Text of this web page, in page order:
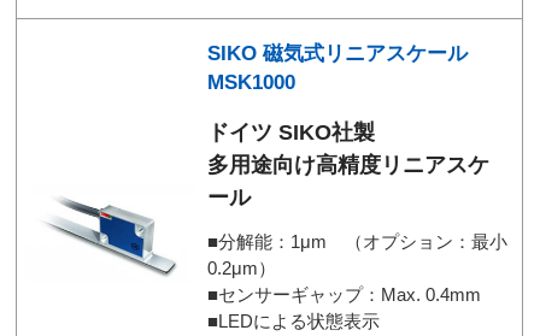
SIKO 磁気式リニアスケール
MSK1000
ドイツ SIKO社製
多用途向け高精度リニアスケ
ール
■分解能：1μm （オプション：最小
0.2μm）
■センサーギャップ：Max. 0.4mm
■LEDによる状態表示